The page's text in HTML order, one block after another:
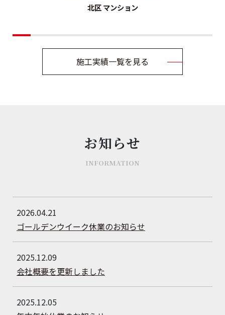
北区 マンション
施工実績一覧を見る
お知らせ
INFORMATION
2026.04.21
ゴールデンウイーク休業のお知らせ
2025.12.09
会社概要を更新しました
2025.12.05